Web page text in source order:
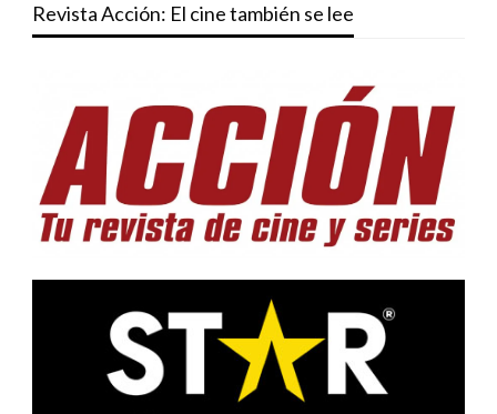
Revista Acción: El cine también se lee